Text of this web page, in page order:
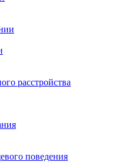
расстройства
поведения